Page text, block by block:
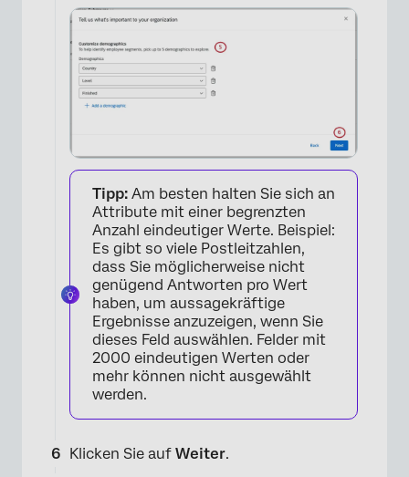
×
×
Tipp: Am besten halten Sie sich an
Attribute mit einer begrenzten
Anzahl eindeutiger Werte. Beispiel:
Es gibt so viele Postleitzahlen,
dass Sie möglicherweise nicht
genügend Antworten pro Wert
haben, um aussagekräftige
Ergebnisse anzuzeigen, wenn Sie
dieses Feld auswählen. Felder mit
2000 eindeutigen Werten oder
mehr können nicht ausgewählt
werden.
Klicken Sie auf Weiter.